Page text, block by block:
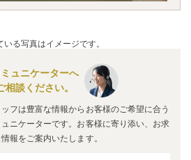
る写真はイメージです。
ュニケーターへ
相談ください。
フは豊富な情報からお客様のご希望に合う
ニケーターです。お客様に寄り添い、お求
報をご案内いたします。